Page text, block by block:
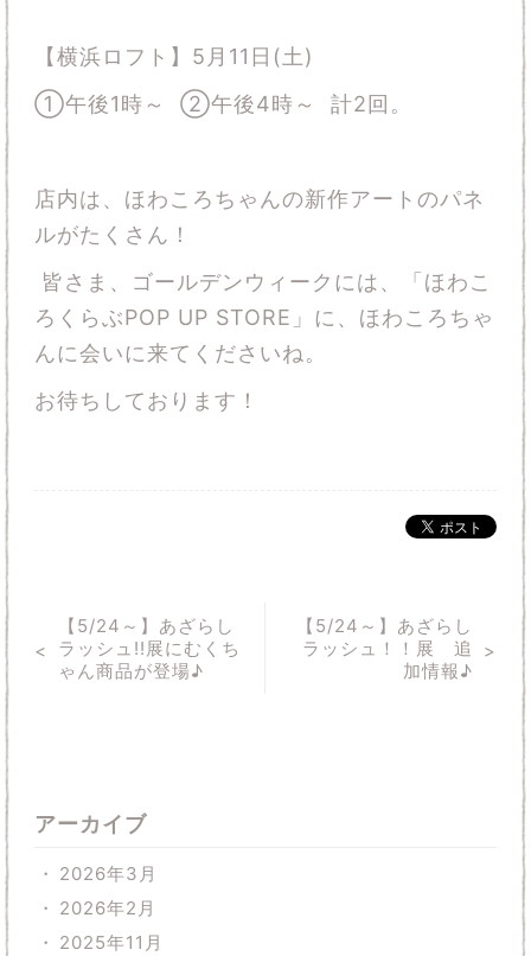
【横浜ロフト】5月11日 (土)
①午後1時～ ②午後4時～ 計2回。
店内は、ほわころちゃんの新作アートのパネ
ルがたくさん！
皆さま、ゴールデンウィークには、「ほわこ
ろくらぶPOP UP STORE」に、ほわころちゃ
んに会いに来てくださいね。
お待ちしております！
【5/24～】あざらし
ラッシュ!!展にむくち
ゃん商品が登場♪
【5/24～】あざらし
ラッシュ！！展 追
加情報♪
アーカイブ
2026年3月
2026年2月
2025年11月